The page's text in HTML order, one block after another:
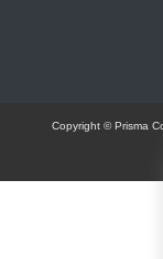
Copyright © Prisma